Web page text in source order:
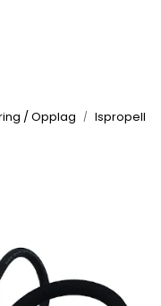
/ Opplag
Ispropell